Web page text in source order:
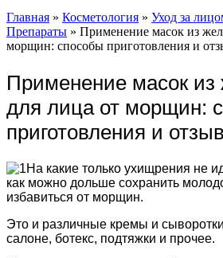
Главная » Косметология » Уход за
Препараты » Применение масок из
морщин: способы приготовления и
Применение масок из
для лица от морщин:
приготовления и
На какие только ухищрения не
как можно дольше сохранить
избавиться от морщин.
Это и различные кремы и
салоне, ботекс, подтяжки и прочее.